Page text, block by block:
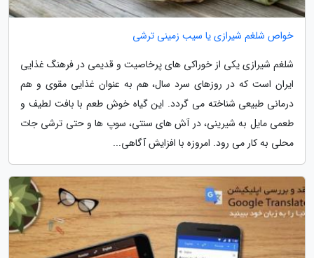
خواص شلغم شیرازی یا سیب زمینی ترشی
شلغم شیرازی یکی از خوراکی های پرخاصیت و قدیمی در فرهنگ غذایی
ایران است که در روزهای سرد سال، هم به عنوان غذایی مقوی و هم
درمانی طبیعی شناخته می گردد. این گیاه خوش طعم با بافت لطیف و
طعمی مایل به شیرینی، در آش های سنتی، سوپ ها و حتی ترشی جات
محلی به کار می رود. امروزه با افزایش آگاهی...